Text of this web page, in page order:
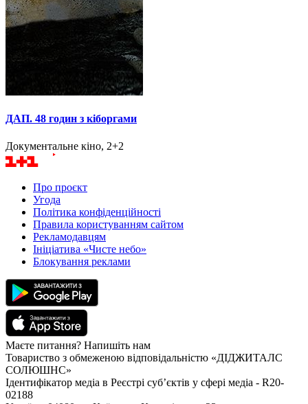
ДАП. 48 годин з кіборгами
Документальне кіно, 2+2
Про проєкт
Угода
Політика конфіденційності
Правила користуванням сайтом
Рекламодавцям
Ініціатива «Чисте небо»
Блокування реклами
Маєте питання? Напишіть нам
Товариство з обмеженою відповідальністю «ДІДЖИТАЛС
СОЛЮШНС»
Ідентифікатор медіа в Реєстрі суб’єктів у сфері медіа - R20-
02188